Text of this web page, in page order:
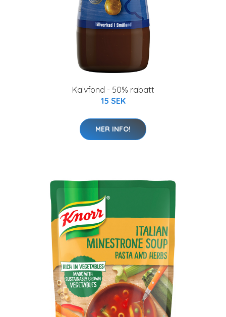
Kalvfond - 50% rabatt
15 SEK
MER INFO!